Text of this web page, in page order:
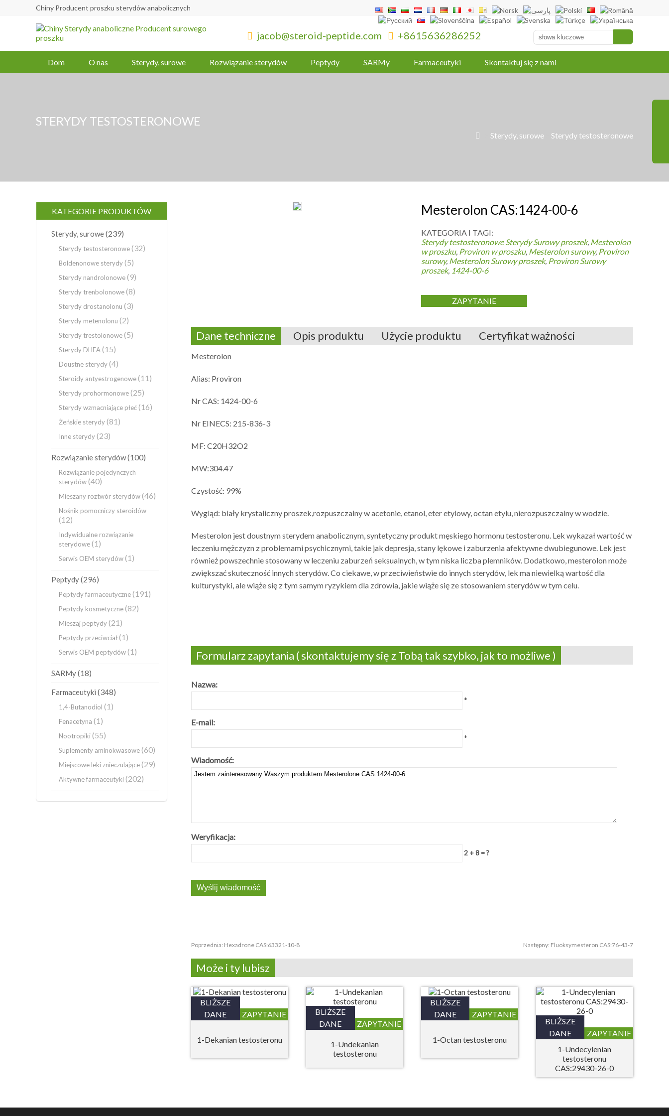
Chiny Producent proszku sterydów anabolicznych
 jacob@steroid-peptide.com  +8615636286252
Dom O nas Sterydy, surowe Rozwiązanie sterydów Peptydy SARMy Farmaceutyki Skontaktuj się z nami
STERYDY TESTOSTERONOWE
 Sterydy, surowe Sterydy testosteronowe
Mesterolon CAS:1424-00-6
KATEGORIA I TAGI:
Sterydy testosteronowe Sterydy Surowy proszek, Mesterolon
w proszku, Proviron w proszku, Mesterolon surowy, Proviron
surowy, Mesterolon Surowy proszek, Proviron Surowy
proszek, 1424-00-6
ZAPYTANIE
Dane techniczne Opis produktu Użycie produktu Certyfikat ważności
Mesterolon
Alias: Proviron
Nr CAS: 1424-00-6
Nr EINECS: 215-836-3
MF: C20H32O2
MW:304.47
Czystość: 99%
Wygląd: biały krystaliczny proszek,rozpuszczalny w acetonie, etanol, eter etylowy, octan etylu, nierozpuszczalny w wodzie.
Mesterolon jest doustnym sterydem anabolicznym, syntetyczny produkt męskiego hormonu testosteronu. Lek wykazał wartość w
leczeniu mężczyzn z problemami psychicznymi, takie jak depresja, stany lękowe i zaburzenia afektywne dwubiegunowe. Lek jest
również powszechnie stosowany w leczeniu zaburzeń seksualnych, w tym niska liczba plemników. Dodatkowo, mesterolon może
zwiększać skuteczność innych sterydów. Co ciekawe, w przeciwieństwie do innych sterydów, lek ma niewielką wartość dla
kulturystyki, ale wiąże się z tym samym ryzykiem dla zdrowia, jakie wiąże się ze stosowaniem sterydów w tym celu.
Formularz zapytania ( skontaktujemy się z Tobą tak szybko, jak to możliwe )
Nazwa:
*
E-mail:
*
Wiadomość:
Weryfikacja:
2 + 8 = ?
Poprzednia: Hexadrone CAS:63321-10-8 Następny: Fluoksymesteron CAS:76-43-7
Może i ty lubisz
BLIŻSZE
DANE
ZAPYTANIE
1-Dekanian testosteronu
BLIŻSZE
DANE
ZAPYTANIE
1-Undekanian
testosteronu
BLIŻSZE
DANE
ZAPYTANIE
1-Octan testosteronu
BLIŻSZE
DANE
ZAPYTANIE
1-Undecylenian
testosteronu
CAS:29430-26-0
KATEGORIE PRODUKTÓW
Sterydy, surowe(239)
Sterydy testosteronowe(32)
Boldenonowe sterydy(5)
Sterydy nandrolonowe(9)
Sterydy trenbolonowe(8)
Sterydy drostanolonu (3)
Sterydy metenolonu (2)
Sterydy trestolonowe(5)
Sterydy DHEA(15)
Doustne sterydy(4)
Steroidy antyestrogenowe(11)
Sterydy prohormonowe(25)
Sterydy wzmacniające płeć(16)
Żeńskie sterydy(81)
Inne sterydy(23)
Rozwiązanie sterydów(100)
Rozwiązanie pojedynczych
sterydów(40)
Mieszany roztwór sterydów(46)
Nośnik pomocniczy steroidów
(12)
Indywidualne rozwiązanie
sterydowe(1)
Serwis OEM sterydów(1)
Peptydy(296)
Peptydy farmaceutyczne(191)
Peptydy kosmetyczne(82)
Mieszaj peptydy(21)
Peptydy przeciwciał(1)
Serwis OEM peptydów(1)
SARMy(18)
Farmaceutyki (348)
1,4-Butanodiol (1)
Fenacetyna (1)
Nootropiki(55)
Suplementy aminokwasowe(60)
Miejscowe leki znieczulające(29)
Aktywne farmaceutyki(202)